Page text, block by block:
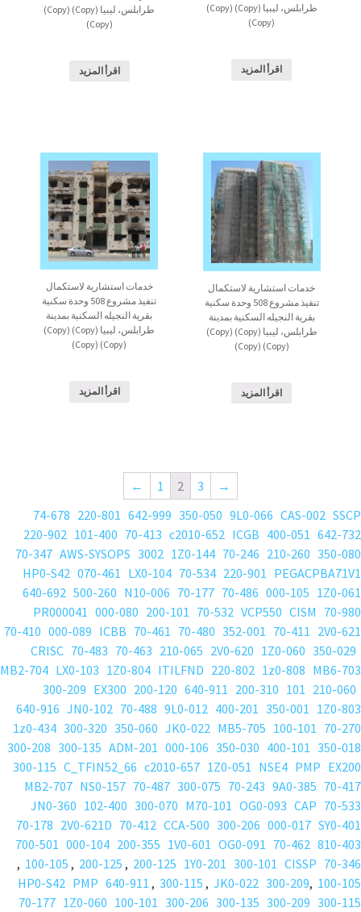
طرابلس، ليبيا (Copy) (Copy)
(Copy)
اقرأ المزيد
طرابلس، ليبيا (Copy) (Copy)
(Copy)
اقرأ المزيد
خدمات استشارية لاستكمال
تنفيذ مشروع 508 وحدة سكنية
بقرية النجيله السكنية بمدينة
طرابلس، ليبيا (Copy) (Copy)
(Copy) (Copy)
اقرأ المزيد
خدمات استشارية لاستكمال
تنفيذ مشروع 508 وحدة سكنية
بقرية النجيله السكنية بمدينة
طرابلس، ليبيا (Copy) (Copy)
(Copy) (Copy)
اقرأ المزيد
← 1 2 3
→
SSCP
CAS-002
9L0-066
350-050
642-999
220-801
74-678
642-732
400-051
ICGB
c2010-652
70-413
101-400
220-902
350-080
210-260
70-246
1Z0-144
3002
AWS-SYSOPS
70-347
PEGACPBA71V1
220-901
70-534
LX0-104
070-461
HP0-S42
1Z0-061
000-105
70-486
70-177
N10-006
500-260
640-692
70-980
CISM
VCP550
70-532
200-101
000-080
PR000041
2V0-621
70-411
352-001
70-480
70-461
ICBB
000-089
70-410
350-029
1Z0-060
2V0-620
210-065
70-463
70-483
CRISC
MB6-703
1z0-808
220-802
ITILFND
1Z0-804
LX0-103
MB2-704
210-060
101
200-310
640-911
200-120
EX300
300-209
1Z0-803
350-001
400-201
9L0-012
70-488
JN0-102
640-916
70-270
100-101
MB5-705
JK0-022
350-060
300-320
1z0-434
350-018
400-101
350-030
000-106
ADM-201
300-135
300-208
EX200
PMP
NSE4
1Z0-051
c2010-657
C_TFIN52_66
300-115
70-417
9A0-385
70-243
300-075
70-487
NS0-157
MB2-707
70-533
CAP
OG0-093
M70-101
300-070
102-400
JN0-360
SY0-401
000-017
300-206
CCA-500
70-412
2V0-621D
70-178
810-403
70-462
OG0-091
1V0-601
200-355
000-104
700-501
70-346
CISSP
300-101
1Y0-201
200-125
,
200-125
,
100-105
,
100-105
,
300-209
JK0-022
,
300-115
,
640-911
PMP
HP0-S42
300-115
300-209
300-135
300-206
100-101
1Z0-060
70-177